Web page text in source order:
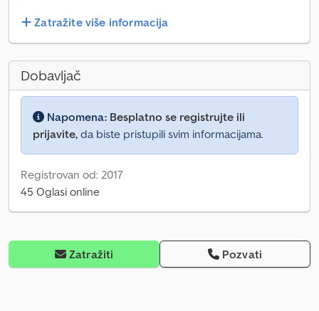
Zatražite više informacija
Dobavljač
Napomena: Besplatno se registrujte ili
prijavite, da biste pristupili svim informacijama.
Registrovan od: 2017
45 Oglasi online
Zatražiti Pozvati